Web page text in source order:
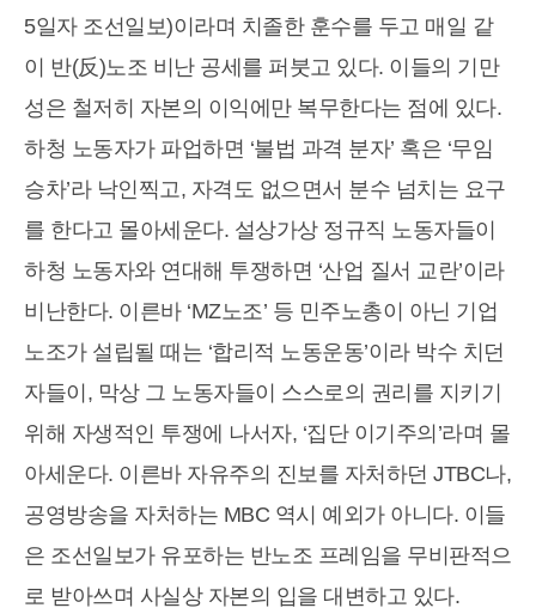
5일자 조선일보)이라며 치졸한 훈수를 두고 매일 같
이 반(反)노조 비난 공세를 퍼붓고 있다. 이들의 기만
성은 철저히 자본의 이익에만 복무한다는 점에 있다.
하청 노동자가 파업하면 ‘불법 과격 분자’ 혹은 ‘무임
승차’라 낙인찍고, 자격도 없으면서 분수 넘치는 요구
를 한다고 몰아세운다. 설상가상 정규직 노동자들이
하청 노동자와 연대해 투쟁하면 ‘산업 질서 교란’이라
비난한다. 이른바 ‘MZ노조’ 등 민주노총이 아닌 기업
노조가 설립될 때는 ‘합리적 노동운동’이라 박수 치던
자들이, 막상 그 노동자들이 스스로의 권리를 지키기
위해 자생적인 투쟁에 나서자, ‘집단 이기주의’라며 몰
아세운다. 이른바 자유주의 진보를 자처하던 JTBC나,
공영방송을 자처하는 MBC 역시 예외가 아니다. 이들
은 조선일보가 유포하는 반노조 프레임을 무비판적으
로 받아쓰며 사실상 자본의 입을 대변하고 있다.